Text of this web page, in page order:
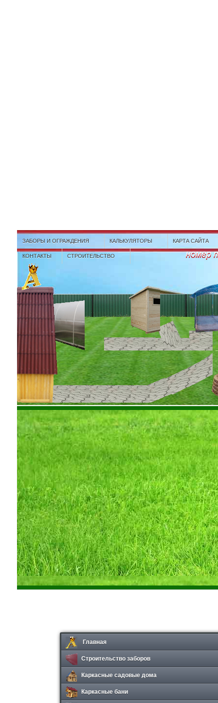
ЗАБОРЫ И ОГРАЖДЕНИЯ КАЛЬКУЛЯТОРЫ КАРТА САЙТА
КОНТАКТЫ СТРОИТЕЛЬСТВО номер
Главная
Строительство заборов
Каркасные садовые дома
Каркасные бани